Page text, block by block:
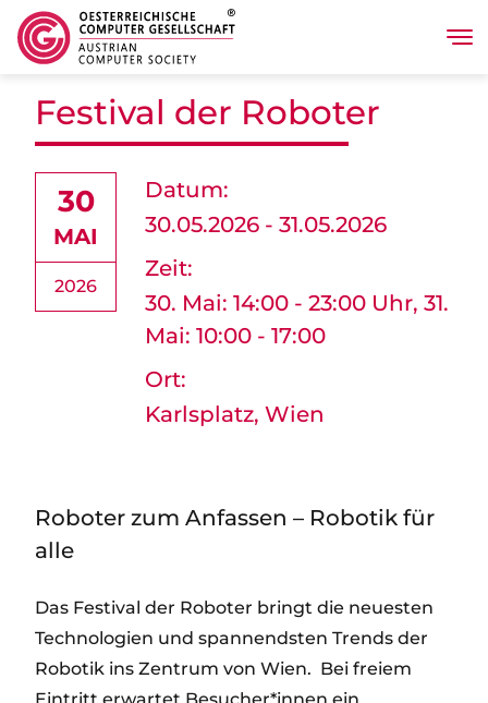
Festival der Roboter
30
MAI
2026
Datum:
30.05.2026 - 31.05.2026
Zeit:
30. Mai: 14:00 - 23:00 Uhr, 31.
Mai: 10:00 - 17:00
Ort:
Karlsplatz, Wien
Roboter zum Anfassen – Robotik für
alle
Das Festival der Roboter bringt die neuesten
Technologien und spannendsten Trends der
Robotik ins Zentrum von Wien. Bei freiem